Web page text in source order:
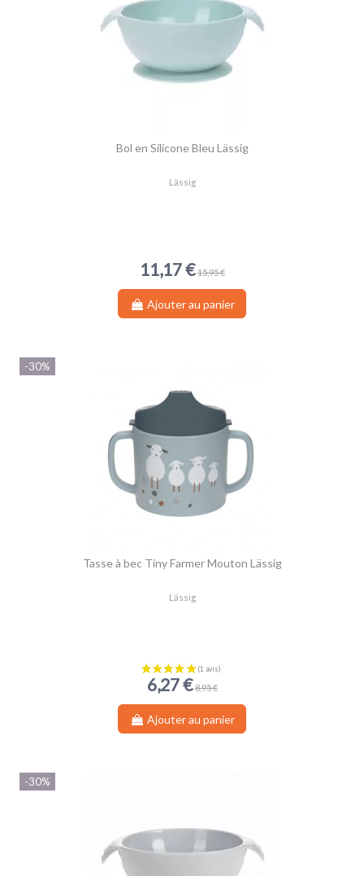
Bol en Silicone Bleu Lässig
Lässig
11,17 € 15,95 €
Ajouter au panier
-30%
Tasse à bec Tiny Farmer Mouton Lässig
Lässig
6,27 € 8,95 €
Ajouter au panier
-30%